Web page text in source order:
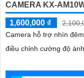
CAMERA KX-
1,600,000 ₫
Camera hỗ trợ nhìn
điều chỉnh cường độ